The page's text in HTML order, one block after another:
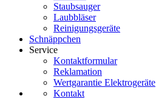
Staubsauger
Laubbläser
Reinigungsgeräte
Schnäppchen
Service
Kontaktformular
Reklamation
Wertgarantie Elektrogeräte
Kontakt